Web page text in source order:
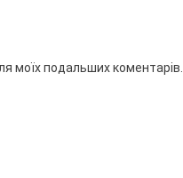
моїх подальших коментарів.